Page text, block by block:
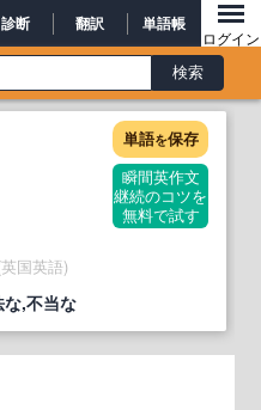
診断 翻訳 単語帳
ログイン
単語を保存
瞬間英作文
継続のコツを
無料で試す
国英語)
,不当な